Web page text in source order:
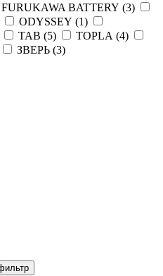
FURUKAWA BATTERY (3)
ODYSSEY (1)
TAB (5) TOPLA (4)
ЗВЕРЬ (3)